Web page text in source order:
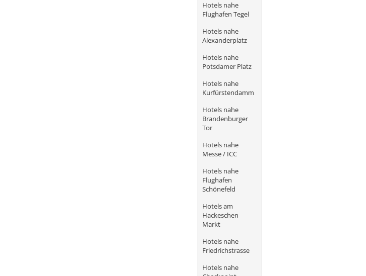
Hotels nahe
Flughafen Tegel
Hotels nahe
Alexanderplatz
Hotels nahe
Potsdamer Platz
Hotels nahe
Kurfürstendamm
Hotels nahe
Brandenburger
Tor
Hotels nahe
Messe / ICC
Hotels nahe
Flughafen
Schönefeld
Hotels am
Hackeschen
Markt
Hotels nahe
Friedrichstrasse
Hotels nahe